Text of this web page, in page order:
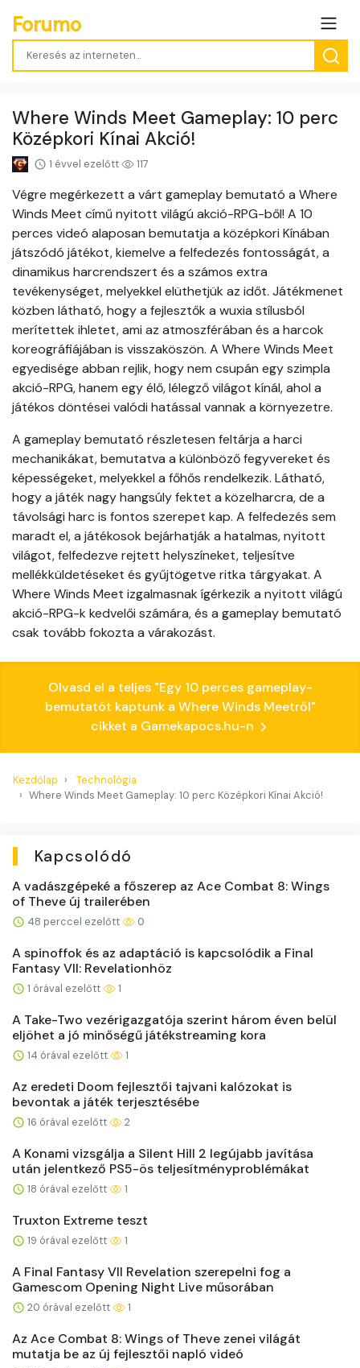
Forumo
Where Winds Meet Gameplay: 10 perc
Középkori Kínai Akció!
1 évvel ezelőtt 117
Végre megérkezett a várt gameplay bemutató a Where
Winds Meet című nyitott világú akció-RPG-ből! A 10
perces videó alaposan bemutatja a középkori Kínában
játszódó játékot, kiemelve a felfedezés fontosságát, a
dinamikus harcrendszert és a számos extra
tevékenységet, melyekkel elüthetjük az időt. Játékmenet
közben látható, hogy a fejlesztők a wuxia stílusból
merítettek ihletet, ami az atmoszférában és a harcok
koreográfiájában is visszaköszön. A Where Winds Meet
egyedisége abban rejlik, hogy nem csupán egy szimpla
akció-RPG, hanem egy élő, lélegző világot kínál, ahol a
játékos döntései valódi hatással vannak a környezetre.
A gameplay bemutató részletesen feltárja a harci
mechanikákat, bemutatva a különböző fegyvereket és
képességeket, melyekkel a főhős rendelkezik. Látható,
hogy a játék nagy hangsúly fektet a közelharcra, de a
távolsági harc is fontos szerepet kap. A felfedezés sem
maradt el, a játékosok bejárhatják a hatalmas, nyitott
világot, felfedezve rejtett helyszíneket, teljesítve
mellékküldetéseket és gyűjtögetve ritka tárgyakat. A
Where Winds Meet izgalmasnak ígérkezik a nyitott világú
akció-RPG-k kedvelői számára, és a gameplay bemutató
csak tovább fokozta a várakozást.
Olvasd el a teljes "Egy 10 perces gameplay-
bemutatót kaptunk a Where Winds Meetről"
cikket a Gamekapocs.hu-n
Kezdőlap
Technológia
Where Winds Meet Gameplay: 10 perc Középkori Kínai Akció!
Kapcsolódó
A vadászgépeké a főszerep az Ace Combat 8: Wings
of Theve új trailerében
48 perccel ezelőtt 0
A spinoffok és az adaptáció is kapcsolódik a Final
Fantasy VII: Revelationhöz
1 órával ezelőtt 1
A Take-Two vezérigazgatója szerint három éven belül
eljöhet a jó minőségű játékstreaming kora
14 órával ezelőtt 1
Az eredeti Doom fejlesztői tajvani kalózokat is
bevontak a játék terjesztésébe
16 órával ezelőtt 2
A Konami vizsgálja a Silent Hill 2 legújabb javítása
után jelentkező PS5-ös teljesítményproblémákat
18 órával ezelőtt 1
Truxton Extreme teszt
19 órával ezelőtt 1
A Final Fantasy VII Revelation szerepelni fog a
Gamescom Opening Night Live műsorában
20 órával ezelőtt 1
Az Ace Combat 8: Wings of Theve zenei világát
mutatja be az új fejlesztői napló videó